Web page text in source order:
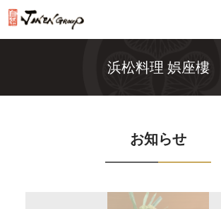
浜松料理 娯座樓
お知らせ